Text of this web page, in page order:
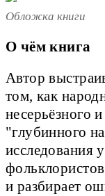
Обложка книги
О чём книга
Автор
том, как
несерьёзного
"глубинного
исследования
и разбирает